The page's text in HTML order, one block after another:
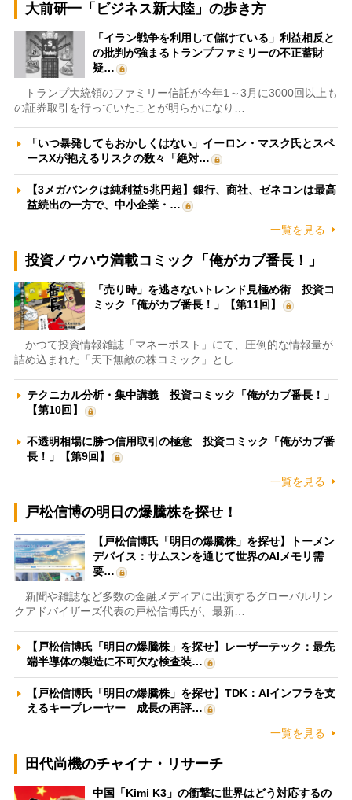
大前研一「ビジネス新大陸」の歩き方
「イラン戦争を利用して儲けている」利益相反と
の批判が強まるトランプファミリーの不正蓄財
疑…
トランプ大統領のファミリー信託が今年1～3月に3000回以上も
の証券取引を行っていたことが明らかになり…
「いつ暴発してもおかしくはない」イーロン・マスク氏とスペ
ースXが抱えるリスクの数々「絶対…
【3メガバンクは純利益5兆円超】銀行、商社、ゼネコンは最高
益続出の一方で、中小企業・…
一覧を見る
投資ノウハウ満載コミック「俺がカブ番長！」
「売り時」を逃さないトレンド見極め術 投資コ
ミック「俺がカブ番長！」【第11回】
かつて投資情報雑誌「マネーポスト」にて、圧倒的な情報量が
詰め込まれた「天下無敵の株コミック」とし…
テクニカル分析・集中講義 投資コミック「俺がカブ番長！」
【第10回】
不透明相場に勝つ信用取引の極意 投資コミック「俺がカブ番
長！」【第9回】
一覧を見る
戸松信博の明日の爆騰株を探せ！
【戸松信博氏「明日の爆騰株」を探せ】トーメン
デバイス：サムスンを通じて世界のAIメモリ需
要…
新聞や雑誌など多数の金融メディアに出演するグローバルリン
クアドバイザーズ代表の戸松信博氏が、最新…
【戸松信博氏「明日の爆騰株」を探せ】レーザーテック：最先
端半導体の製造に不可欠な検査装…
【戸松信博氏「明日の爆騰株」を探せ】TDK：AIインフラを支
えるキープレーヤー 成長の再評…
一覧を見る
田代尚機のチャイナ・リサーチ
中国「Kimi K3」の衝撃に世界はどう対応するの